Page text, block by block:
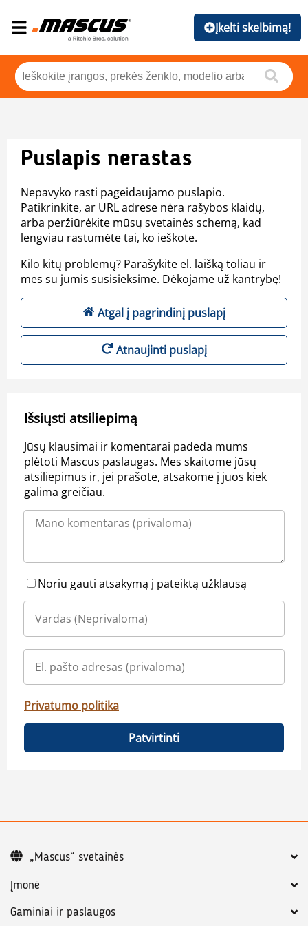
Įkelti skelbimą!
Puslapis nerastas
Nepavyko rasti pageidaujamo puslapio.
Patikrinkite, ar URL adrese nėra rašybos klaidų,
arba peržiūrėkite mūsų svetainės schemą, kad
lengviau rastumėte tai, ko ieškote.
Kilo kitų problemų? Parašykite el. laišką toliau ir
mes su jumis susisieksime. Dėkojame už kantrybę!
Atgal į pagrindinį puslapį
Atnaujinti puslapį
Išsiųsti atsiliepimą
Jūsų klausimai ir komentarai padeda mums
plėtoti Mascus paslaugas. Mes skaitome jūsų
atsiliepimus ir, jei prašote, atsakome į juos kiek
galima greičiau.
Noriu gauti atsakymą į pateiktą užklausą
Privatumo politika
Patvirtinti
Įmonė
Gaminiai ir paslaugos
„Mascus“ svetainės